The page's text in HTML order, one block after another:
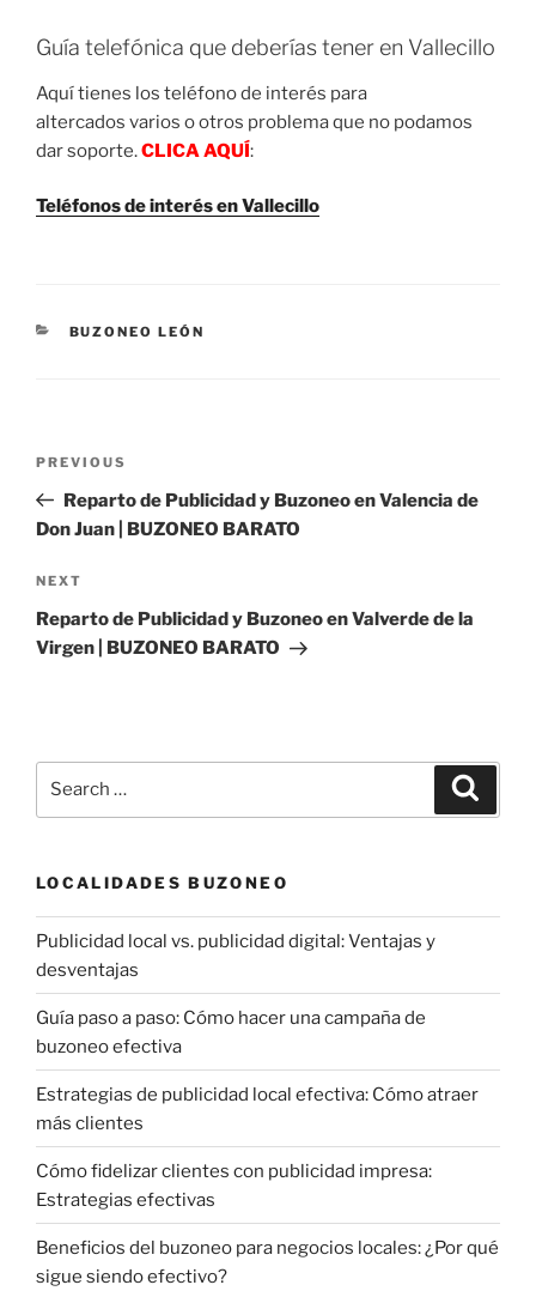
Guía telefónica que deberías tener en Vallecillo
Aquí tienes los teléfono de interés para
altercados varios o otros problema que no podamos
dar soporte.CLICA AQUÍ:
Teléfonos de interés en Vallecillo
CATEGORIES
BUZONEO LEÓN
Previous
Post
PREVIOUS
Reparto de Publicidad y Buzoneo en Valencia de
Don Juan | BUZONEO BARATO
Next
Post
NEXT
Reparto de Publicidad y Buzoneo en Valverde de la
Virgen | BUZONEO BARATO
LOCALIDADES BUZONEO
Publicidad local vs. publicidad digital: Ventajas y
desventajas
Guía paso a paso: Cómo hacer una campaña de
buzoneo efectiva
Estrategias de publicidad local efectiva: Cómo atraer
más clientes
Cómo fidelizar clientes con publicidad impresa:
Estrategias efectivas
Beneficios del buzoneo para negocios locales: ¿Por qué
sigue siendo efectivo?